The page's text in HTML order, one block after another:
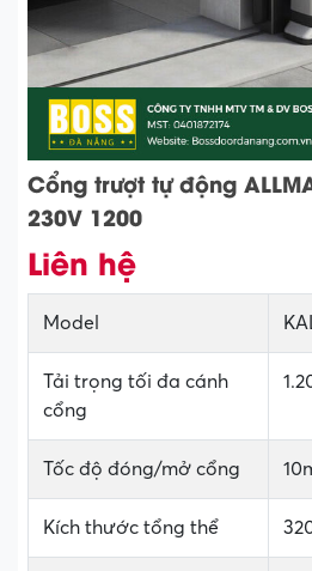
Cổng trượt tự động
230V 1200
Liên hệ
Model
Tải trọng tối đa cánh
cổng
Tốc độ đóng/mở cổng
Kích thước tổng thể